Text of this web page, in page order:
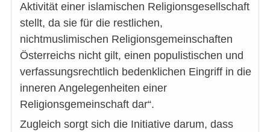
Aktivität einer islamischen Religionsgesellschaft
stellt, da sie für die restlichen,
nichtmuslimischen Religionsgemeinschaften
Österreichs nicht gilt, einen populistischen und
verfassungsrechtlich bedenklichen Eingriff in die
inneren Angelegenheiten einer
Religionsgemeinschaft dar“.
Zugleich sorgt sich die Initiative darum, dass